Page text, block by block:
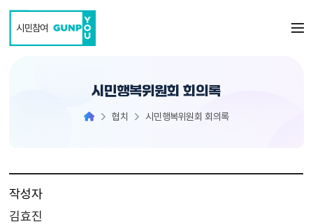
시민참여
시민행복위원회 회의록
협치 시민행복위원회 회의록
작성자
김효진